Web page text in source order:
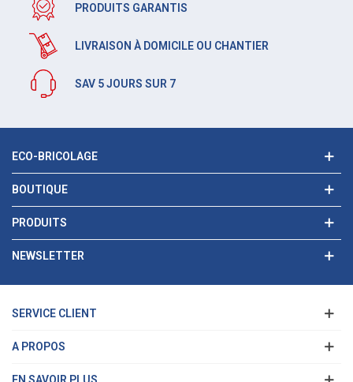
PRODUITS GARANTIS
LIVRAISON À DOMICILE OU CHANTIER
SAV 5 JOURS SUR 7
ECO-BRICOLAGE
BOUTIQUE
PRODUITS
NEWSLETTER
SERVICE CLIENT
A PROPOS
EN SAVOIR PLUS